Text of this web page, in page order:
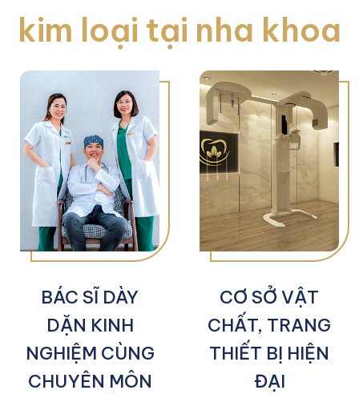
kim loại tại nha khoa
BÁC SĨ DÀY
DẶN KINH
NGHIỆM CÙNG
CHUYÊN MÔN
CƠ SỞ VẬT
CHẤT, TRANG
THIẾT BỊ HIỆN
ĐẠI